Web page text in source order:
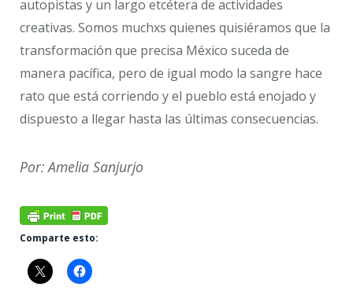
autopistas y un largo etcétera de actividades
creativas. Somos muchxs quienes quisiéramos que la
transformación que precisa México suceda de
manera pacífica, pero de igual modo la sangre hace
rato que está corriendo y el pueblo está enojado y
dispuesto a llegar hasta las últimas consecuencias.
Por: Amelia Sanjurjo
Comparte esto: